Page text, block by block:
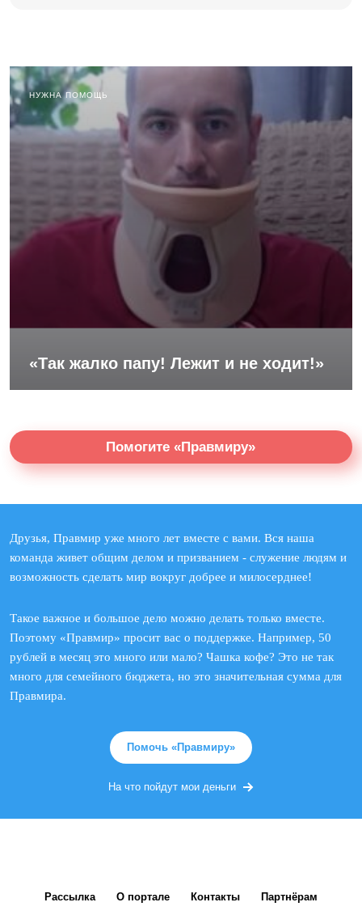
НУЖНА ПОМОЩЬ
«Так жалко папу! Лежит и не ходит!»
Помогите «Правмиру»
Друзья, Правмир уже много лет вместе с вами. Вся наша
команда живет общим делом и призванием - служение людям и
возможность сделать мир вокруг добрее и милосерднее!
Такое важное и большое дело можно делать только вместе.
Поэтому «Правмир» просит вас о поддержке. Например, 50
рублей в месяц это много или мало? Чашка кофе? Это не так
много для семейного бюджета, но это значительная сумма для
Правмира.
Помочь «Правмиру»
На что пойдут мои деньги
Рассылка О портале Контакты Партнёрам